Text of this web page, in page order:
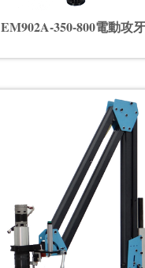
EM902A-350-800電動攻